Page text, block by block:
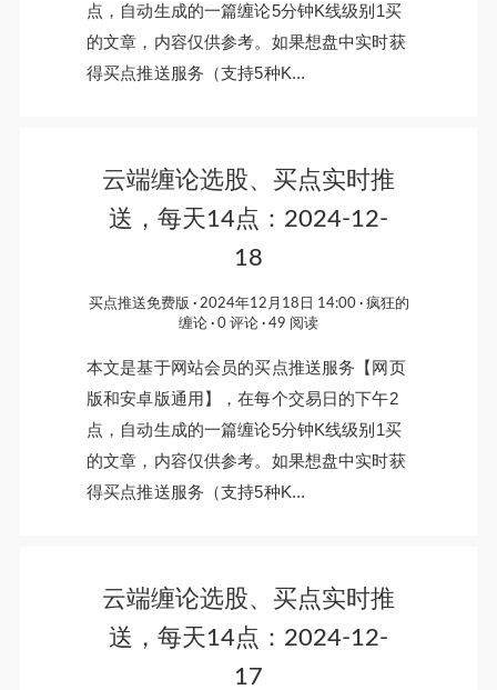
点，自动生成的一篇缠论5分钟K线级别1买
的文章，内容仅供参考。如果想盘中实时获
得买点推送服务（支持5种K...
云端缠论选股、买点实时推
送，每天14点：2024-12-
18
买点推送免费版 2024年12月18日 14:00
疯狂的
缠论
0 评论 49 阅读
本文是基于网站会员的买点推送服务【网页
版和安卓版通用】，在每个交易日的下午2
点，自动生成的一篇缠论5分钟K线级别1买
的文章，内容仅供参考。如果想盘中实时获
得买点推送服务（支持5种K...
云端缠论选股、买点实时推
送，每天14点：2024-12-
17